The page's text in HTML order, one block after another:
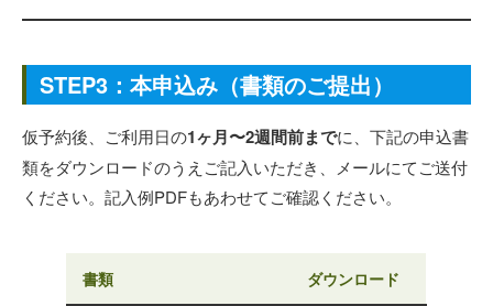
STEP3：本申込み（書類のご提出）
仮予約後、ご利用日の1ヶ月〜2週間前までに、下記の申込書
類をダウンロードのうえご記入いただき、メールにてご送付
ください。記入例PDFもあわせてご確認ください。
書類 ダウンロード